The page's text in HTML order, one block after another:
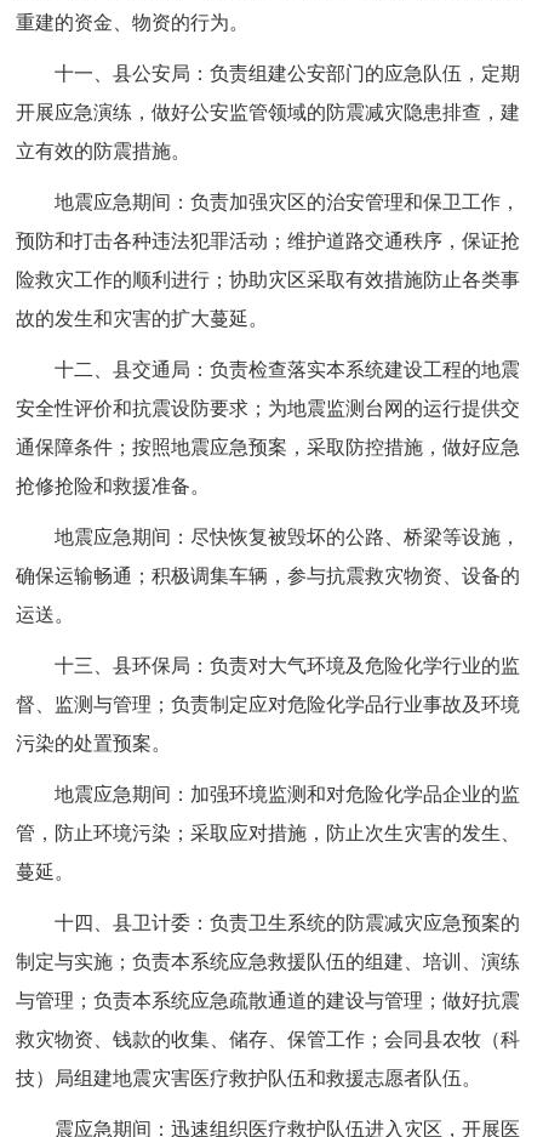
重建的资金、物资的行为。
十一、县公安局：负责组建公安部门的应急队伍，定期
开展应急演练，做好公安监管领域的防震减灾隐患排查，建
立有效的防震措施。
地震应急期间：负责加强灾区的治安管理和保卫工作，
预防和打击各种违法犯罪活动；维护道路交通秩序，保证抢
险救灾工作的顺利进行；协助灾区采取有效措施防止各类事
故的发生和灾害的扩大蔓延。
十二、县交通局：负责检查落实本系统建设工程的地震
安全性评价和抗震设防要求；为地震监测台网的运行提供交
通保障条件；按照地震应急预案，采取防控措施，做好应急
抢修抢险和救援准备。
地震应急期间：尽快恢复被毁坏的公路、桥梁等设施，
确保运输畅通；积极调集车辆，参与抗震救灾物资、设备的
运送。
十三、县环保局：负责对大气环境及危险化学行业的监
督、监测与管理；负责制定应对危险化学品行业事故及环境
污染的处置预案。
地震应急期间：加强环境监测和对危险化学品企业的监
管，防止环境污染；采取应对措施，防止次生灾害的发生、
蔓延。
十四、县卫计委：负责卫生系统的防震减灾应急预案的
制定与实施；负责本系统应急救援队伍的组建、培训、演练
与管理；负责本系统应急疏散通道的建设与管理；做好抗震
救灾物资、钱款的收集、储存、保管工作；会同县农牧（科
技）局组建地震灾害医疗救护队伍和救援志愿者队伍。
震应急期间：迅速组织医疗救护队伍进入灾区，开展医